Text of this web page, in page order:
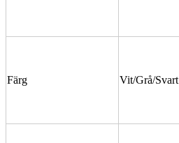
Färg Vit/Grå/Svart